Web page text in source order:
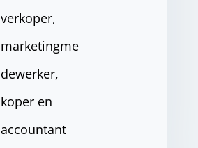
verkoper,
marketingme
dewerker,
koper en
accountant